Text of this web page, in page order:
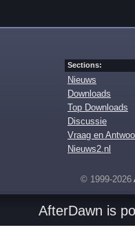
Sections:
Nieuws
Downloads
Top Downloads
Discussie
Vraag en
Nieuws2.nl
© 1999-2026
AfterDawn is